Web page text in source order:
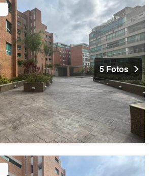
5 Fotos